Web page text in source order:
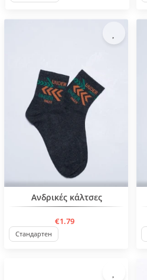
BESTSELLER
Ανδρικές κάλτσες
€1.79
Стандартен